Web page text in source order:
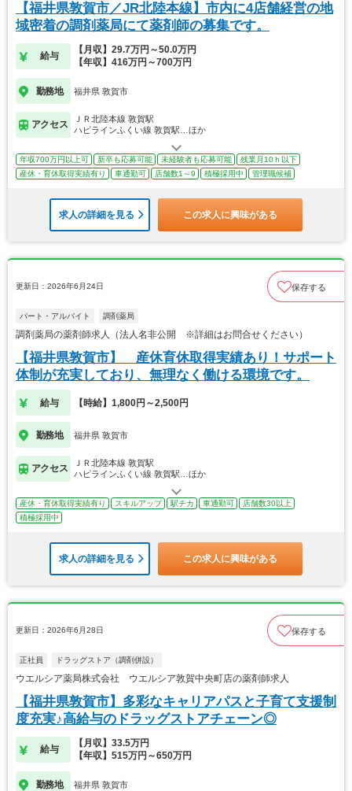
【福井県敦賀市／JR北陸本線】市内に4店舗経営の地
域密着の調剤薬局にて薬剤師の募集です。
給与
【月収】29.7万円～50.0万円
【年収】416万円～700万円
勤務地 福井県 敦賀市
アクセス
ＪＲ北陸本線 敦賀駅
ハピラインふくい線 敦賀駅…ほか
年収700万円以上可 新卒も応募可能 未経験者も応募可能
残業月10ｈ以下
産休・育休取得実績有り
車通勤可 店舗数1～9 積極採用中 管理職候補
求人の詳細を見る この求人に興味がある
更新日：2026年6月24日 保存する
パート・アルバイト 調剤薬局
調剤薬局の薬剤師求人（法人名非公開 ※詳細はお問合せください）
【福井県敦賀市】 産休育休取得実績あり！サポート
体制が充実しており、無理なく働ける環境です。
給与 【時給】1,800円～2,500円
勤務地 福井県 敦賀市
アクセス
ＪＲ北陸本線 敦賀駅
ハピラインふくい線 敦賀駅…ほか
産休・育休取得実績有り スキルアップ 駅チカ 車通勤可
店舗数30以上
積極採用中
求人の詳細を見る この求人に興味がある
更新日：2026年6月28日 保存する
正社員 ドラッグストア（調剤併設）
ウエルシア薬局株式会社 ウエルシア敦賀中央町店の薬剤師求人
【福井県敦賀市】多彩なキャリアパスと子育て支援制
度充実♪高給与のドラッグストアチェーン◎
給与
【月収】33.5万円
【年収】515万円～650万円
勤務地 福井県 敦賀市